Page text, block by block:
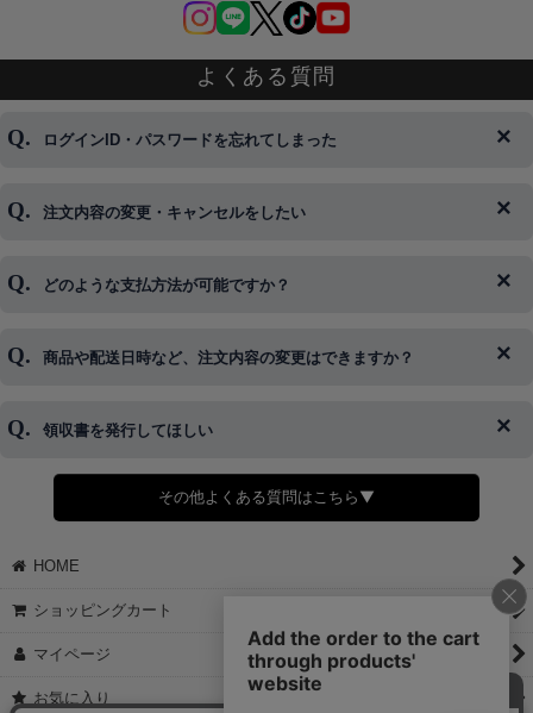
よくある質問
ログインID・パスワードを忘れてしまった
◆下記ページより、ログインIDの変更が可能です。
注文内容の変更・キャンセルをしたい
◆即日発送を行なっている関係上、午後以降のご連絡やキャンセル
※発送後、発送準備が完了しお手続きが間に合わない場合は変更、
どのような支払方法が可能ですか？
◆代金引換・クレジットカード・携帯キャリア決済・おねだり決
＞詳細は画像をタップ＜
商品や配送日時など、注文内容の変更はできますか？
◆商品発送前の変更は承っております。
さい。
領収書を発行してほしい
◆領収書はご希望頂いた場合のみ発行しております。
【これからご注文する場合】
STEP2「お届け先・お支払い」ページにて備考欄に下記の記載をお
願いします。
②宛名（空欄は上様は不可）
③但し書き（空欄やお品代は不可）
その他よくある質問はこちら▼
HOME
ショッピングカート
マイページ
お気に入り